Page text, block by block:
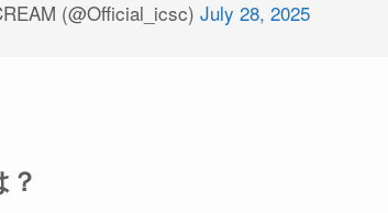
(@Official_icsc) July 28, 2025